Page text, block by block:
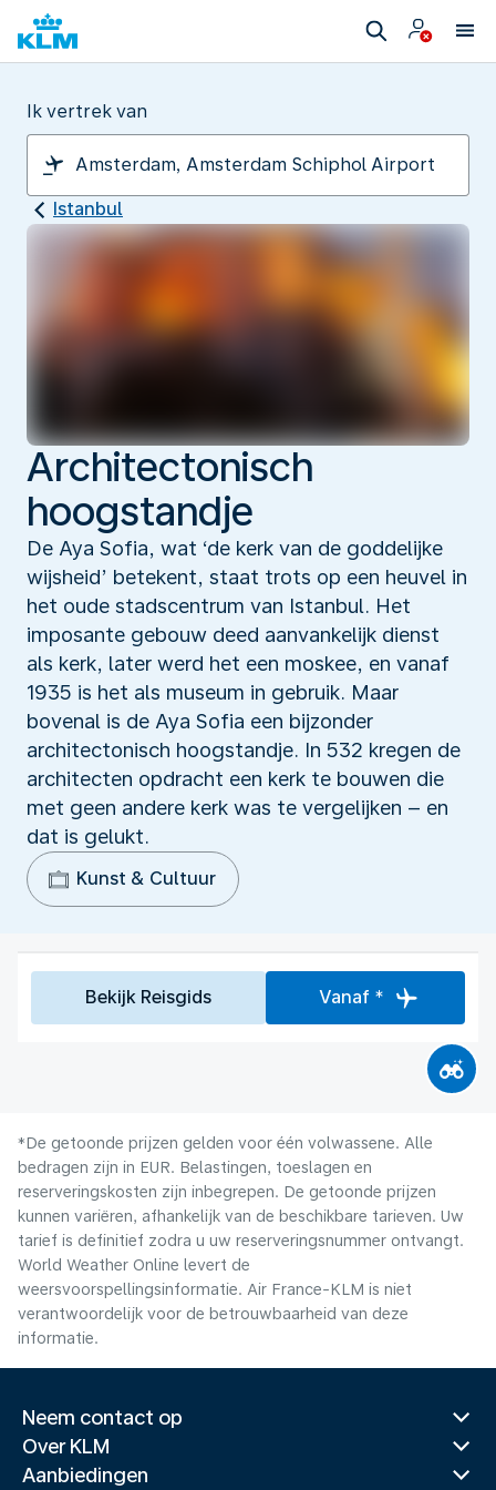
Ik vertrek van
Istanbul
Architectonisch
hoogstandje
De Aya Sofia, wat ‘de kerk van de goddelijke
wijsheid’ betekent, staat trots op een heuvel in
het oude stadscentrum van Istanbul. Het
imposante gebouw deed aanvankelijk dienst
als kerk, later werd het een moskee, en vanaf
1935 is het als museum in gebruik. Maar
bovenal is de Aya Sofia een bijzonder
architectonisch hoogstandje. In 532 kregen de
architecten opdracht een kerk te bouwen die
met geen andere kerk was te vergelijken – en
dat is gelukt.
Kunst & Cultuur
Bekijk Reisgids Vanaf *
*De getoonde prijzen gelden voor één volwassene. Alle
bedragen zijn in EUR. Belastingen, toeslagen en
reserveringskosten zijn inbegrepen. De getoonde prijzen
kunnen variëren, afhankelijk van de beschikbare tarieven. Uw
tarief is definitief zodra u uw reserveringsnummer ontvangt.
World Weather Online levert de
weersvoorspellingsinformatie. Air France-KLM is niet
verantwoordelijk voor de betrouwbaarheid van deze
informatie.
Neem contact op
Over KLM
Aanbiedingen